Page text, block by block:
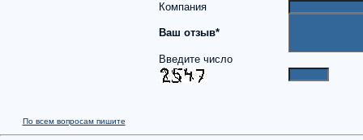
Компания
Ваш отзыв*
Введите число
По всем вопросам пишите